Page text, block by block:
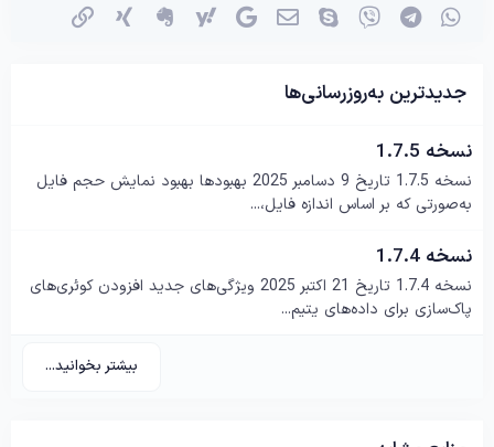
واتساپ
تلگرام وایبر اسکایپ ایمیل گوگل یاهو اِورنُت زینگ
جدیدترین به‌روزرسانی‌ها
نسخه 1.7.5
نسخه 1.7.5 تاریخ 9 دسامبر 2025 بهبودها بهبود نمایش حجم فایل
به‌صورتی که بر اساس اندازه فایل،...
نسخه 1.7.4
نسخه 1.7.4 تاریخ 21 اکتبر 2025 ویژگی‌های جدید افزودن کوئری‌های
پاک‌سازی برای داده‌های یتیم...
بیشتر بخوانید...